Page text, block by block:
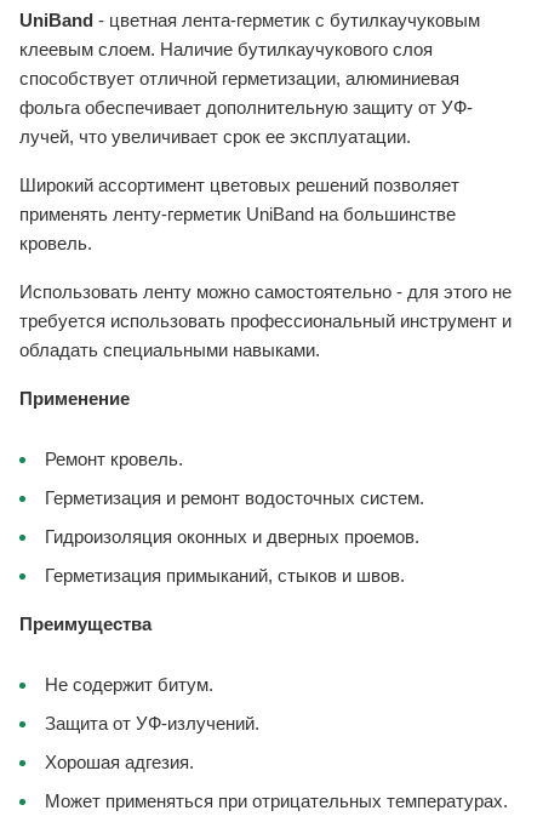
UniBand - цветная лента-герметик с бутилкаучуковым
клеевым слоем. Наличие бутилкаучукового слоя
способствует отличной герметизации, алюминиевая
фольга обеспечивает дополнительную защиту от УФ-
лучей, что увеличивает срок ее эксплуатации.
Широкий ассортимент цветовых решений позволяет
применять ленту-герметик UniBand на большинстве
кровель.
Использовать ленту можно самостоятельно - для этого не
требуется использовать профессиональный инструмент и
обладать специальными навыками.
Применение
Ремонт кровель.
Герметизация и ремонт водосточных систем.
Гидроизоляция оконных и дверных проемов.
Герметизация примыканий, стыков и швов.
Преимущества
Не содержит битум.
Защита от УФ-излучений.
Хорошая адгезия.
Может применяться при отрицательных температурах.